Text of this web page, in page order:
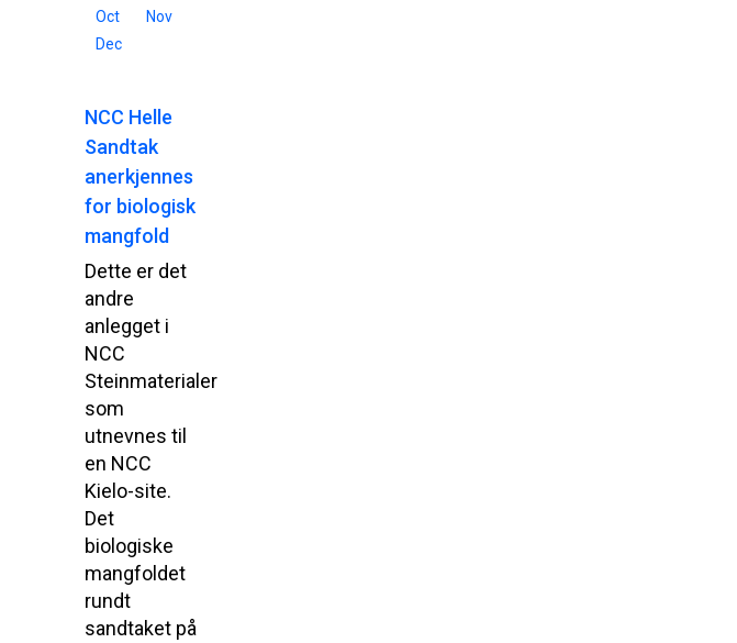
Oct
Nov
Dec
NCC Helle
Sandtak
anerkjennes
for biologisk
mangfold
Dette er det
andre
anlegget i
NCC
Steinmaterialer
som
utnevnes til
en NCC
Kielo-site.
Det
biologiske
mangfoldet
rundt
sandtaket på